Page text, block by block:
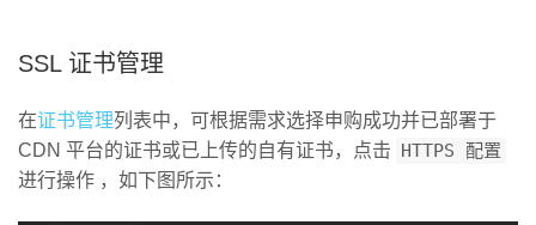
SSL 证书管理
在证书管理列表中，可根据需求选择申购成功并已部署于
CDN 平台的证书或已上传的自有证书，点击 HTTPS 配置
进行操作 ，如下图所示：